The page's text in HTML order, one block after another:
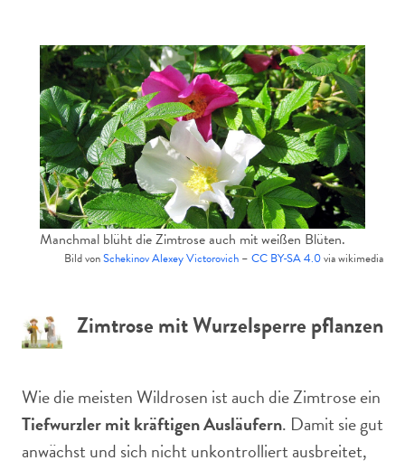
Manchmal blüht die Zimtrose auch mit weißen Blüten.
Bild vonSchekinov Alexey Victorovich – CC BY-SA 4.0via wikimedia
Zimtrose mit Wurzelsperre pflanzen
Wie die meisten Wildrosen ist auch die Zimtrose ein
Tiefwurzler mit kräftigen Ausläufern. Damit sie gut
anwächst und sich nicht unkontrolliert ausbreitet,